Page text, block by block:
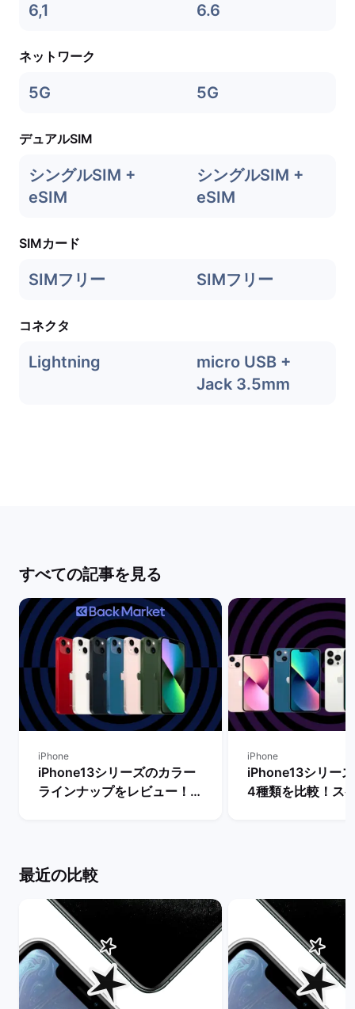
6,1 6.6
ネットワーク
5G 5G
デュアルSIM
シングルSIM +
eSIM
シングルSIM +
eSIM
SIMカード
SIMフリー SIMフリー
コネクタ
Lightning
micro USB +
Jack 3.5mm
すべての記事を見る
iPhone
iPhone13シリーズのカラー
ラインナップをレビュー！
iPhone
iPhone13シリー
4種類を比較！ス
最近の比較